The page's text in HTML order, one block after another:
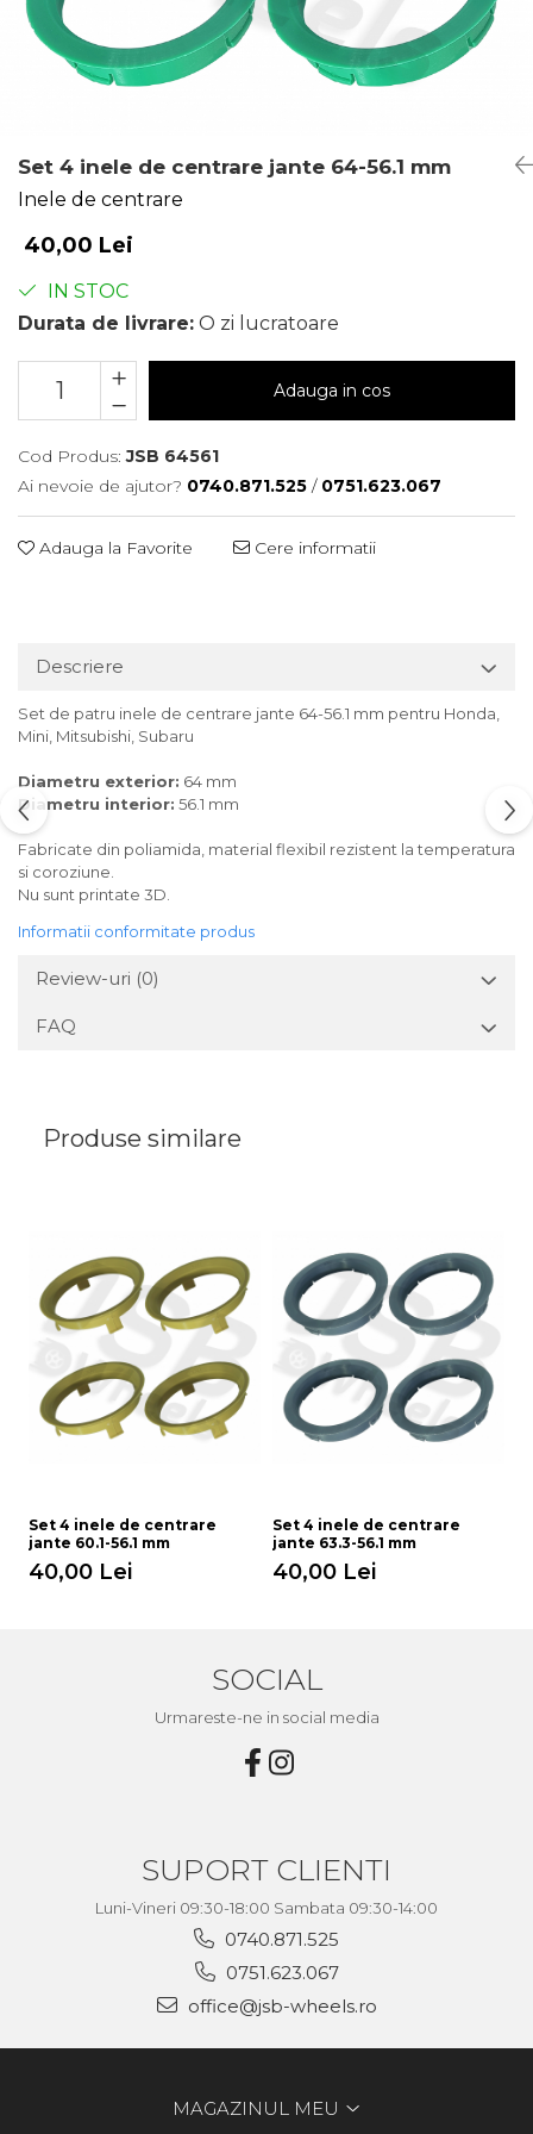
Set 4 inele de centrare jante 64-56.1 mm
Inele de centrare
40,00 Lei
IN STOC
Durata de livrare: O zi lucratoare
Adauga in cos
Cod Produs: JSB 64561
Ai nevoie de ajutor? 0740.871.525 / 0751.623.067
Adauga la Favorite Cere informatii
Descriere
Set de patru inele de centrare jante 64-56.1 mm pentru Honda,
Mini, Mitsubishi, Subaru
Diametru exterior: 64 mm
Diametru interior: 56.1 mm
Fabricate din poliamida, material flexibil rezistent la temperatura
si coroziune.
Nu sunt printate 3D.
Informatii conformitate produs
Review-uri (0)
FAQ
Produse similare
Set 4 inele de centrare
jante 60.1-56.1 mm
40,00 Lei
Set 4 inele de centrare
jante 63.3-56.1 mm
40,00 Lei
SOCIAL
Urmareste-ne in social media
SUPORT CLIENTI
Luni-Vineri 09:30-18:00 Sambata 09:30-14:00
0740.871.525
0751.623.067
office@jsb-wheels.ro
MAGAZINUL MEU